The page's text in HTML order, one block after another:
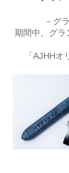
－グ
期間中、グラ
「AJHH